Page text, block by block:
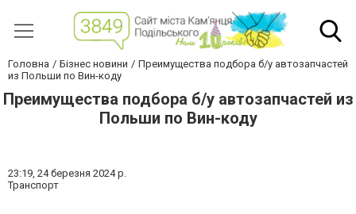
Головна Бізнес новини
Преимущества подбора б/у автозапчастей
из Польши по Вин-коду
Преимущества подбора б/у автозапчастей из
Польши по Вин-коду
23:19, 24 березня 2024 р.
Транспорт